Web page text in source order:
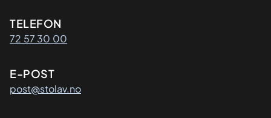
Kontaktinformasjon
TELEFON
72 57 30 00
E-POST
post@stolav.no